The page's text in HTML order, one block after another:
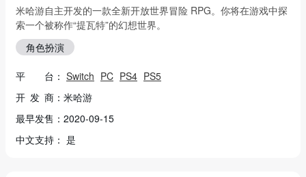
米哈游自主开发的一款全新开放世界冒险 RPG。你将在游戏中探
索一个被称作“提瓦特”的幻想世界。
角色扮演
平 台： Switch PC PS4 PS5
开 发 商：米哈游
最早发售：2020-09-15
中文支持： 是